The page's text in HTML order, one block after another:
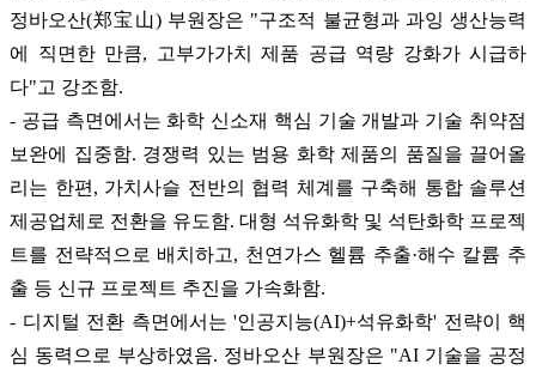
정바오산(郑宝山) 부원장은 "구조적 불균형과 과잉 생산능력
에 직면한 만큼, 고부가가치 제품 공급 역량 강화가 시급하
다"고 강조함.
- 공급 측면에서는 화학 신소재 핵심 기술 개발과 기술 취약점
보완에 집중함. 경쟁력 있는 범용 화학 제품의 품질을 끌어올
리는 한편, 가치사슬 전반의 협력 체계를 구축해 통합 솔루션
제공업체로 전환을 유도함. 대형 석유화학 및 석탄화학 프로젝
트를 전략적으로 배치하고, 천연가스 헬륨 추출·해수 칼륨 추
출 등 신규 프로젝트 추진을 가속화함.
- 디지털 전환 측면에서는 '인공지능(AI)+석유화학' 전략이 핵
심 동력으로 부상하였음. 정바오산 부원장은 "AI 기술을 공정